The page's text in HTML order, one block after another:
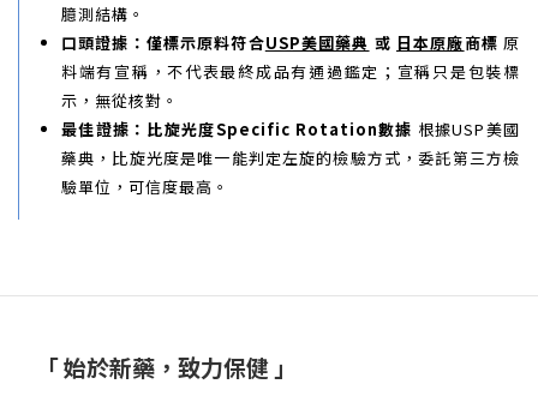
臆測結構。
口頭證據：僅標示原料符合USP美國藥典 或 日本原廠商標 原
料端有宣稱，不代表最終成品有通過鑑定；宣稱只是包裝標
示，無從核對。
最佳證據：比旋光度Specific Rotation數據 根據USP美國
藥典，比旋光度是唯一能判定左旋的檢驗方式，委託第三方檢
驗單位，可信度最高。
「 始於新藥，致力保健 」